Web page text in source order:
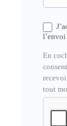
En
tout